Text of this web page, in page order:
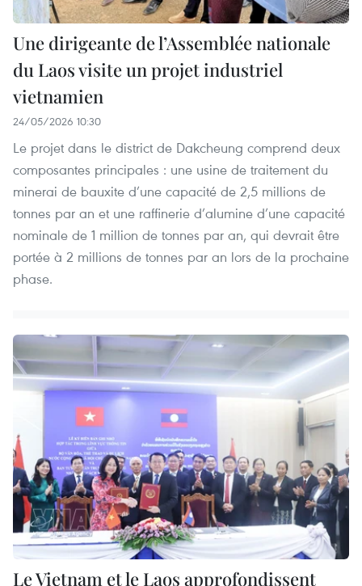
Une dirigeante de l’Assemblée nationale
du Laos visite un projet industriel
vietnamien
24/05/2026 10:30
Le projet dans le district de Dakcheung comprend deux
composantes principales : une usine de traitement du
minerai de bauxite d’une capacité de 2,5 millions de
tonnes par an et une raffinerie d’alumine d’une capacité
nominale de 1 million de tonnes par an, qui devrait être
portée à 2 millions de tonnes par an lors de la prochaine
phase.
Le Vietnam et le Laos approfondissent